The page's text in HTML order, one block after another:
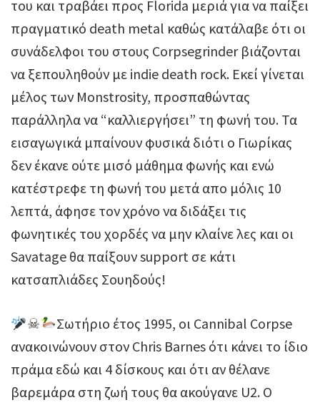
του και τραβάει προς Florida μεριά για να παίξει
πραγματικό death metal καθώς κατάλαβε ότι οι
συνάδελφοι του στους Corpsegrinder βιάζονται
να ξεπουληθούν με indie death rock. Εκεί γίνεται
μέλος των Monstrosity, προσπαθώντας
παράλληλα να “καλλιεργήσει” τη φωνή του. Τα
εισαγωγικά μπαίνουν φυσικά διότι ο Γιωρίκας
δεν έκανε ούτε μισό μάθημα φωνής και ενώ
κατέστρεφε τη φωνή του μετά απο μόλις 10
λεπτά, άφησε τον χρόνο να διδάξει τις
φωνητικές του χορδές να μην κλαίνε λες και οι
Savatage θα παίξουν support σε κάτι
κατσαπλιάδες Σουηδούς!
☠
Σωτήριο έτος 1995, οι Cannibal Corpse
ανακοινώνουν στον Chris Barnes ότι κάνει το ίδιο
πράμα εδώ και 4 δίσκους και ότι αν θέλανε
βαρεμάρα στη ζωή τους θα ακούγανε U2. O